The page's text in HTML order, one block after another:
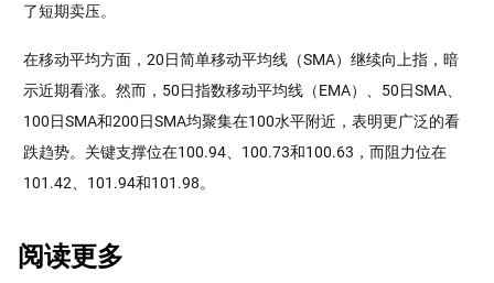
了短期卖压。
在移动平均方面，20日简单移动平均线（SMA）继续向上指，暗
示近期看涨。然而，50日指数移动平均线（EMA）、50日SMA、
100日SMA和200日SMA均聚集在100水平附近，表明更广泛的看
跌趋势。关键支撑位在100.94、100.73和100.63，而阻力位在
101.42、101.94和101.98。
阅读更多